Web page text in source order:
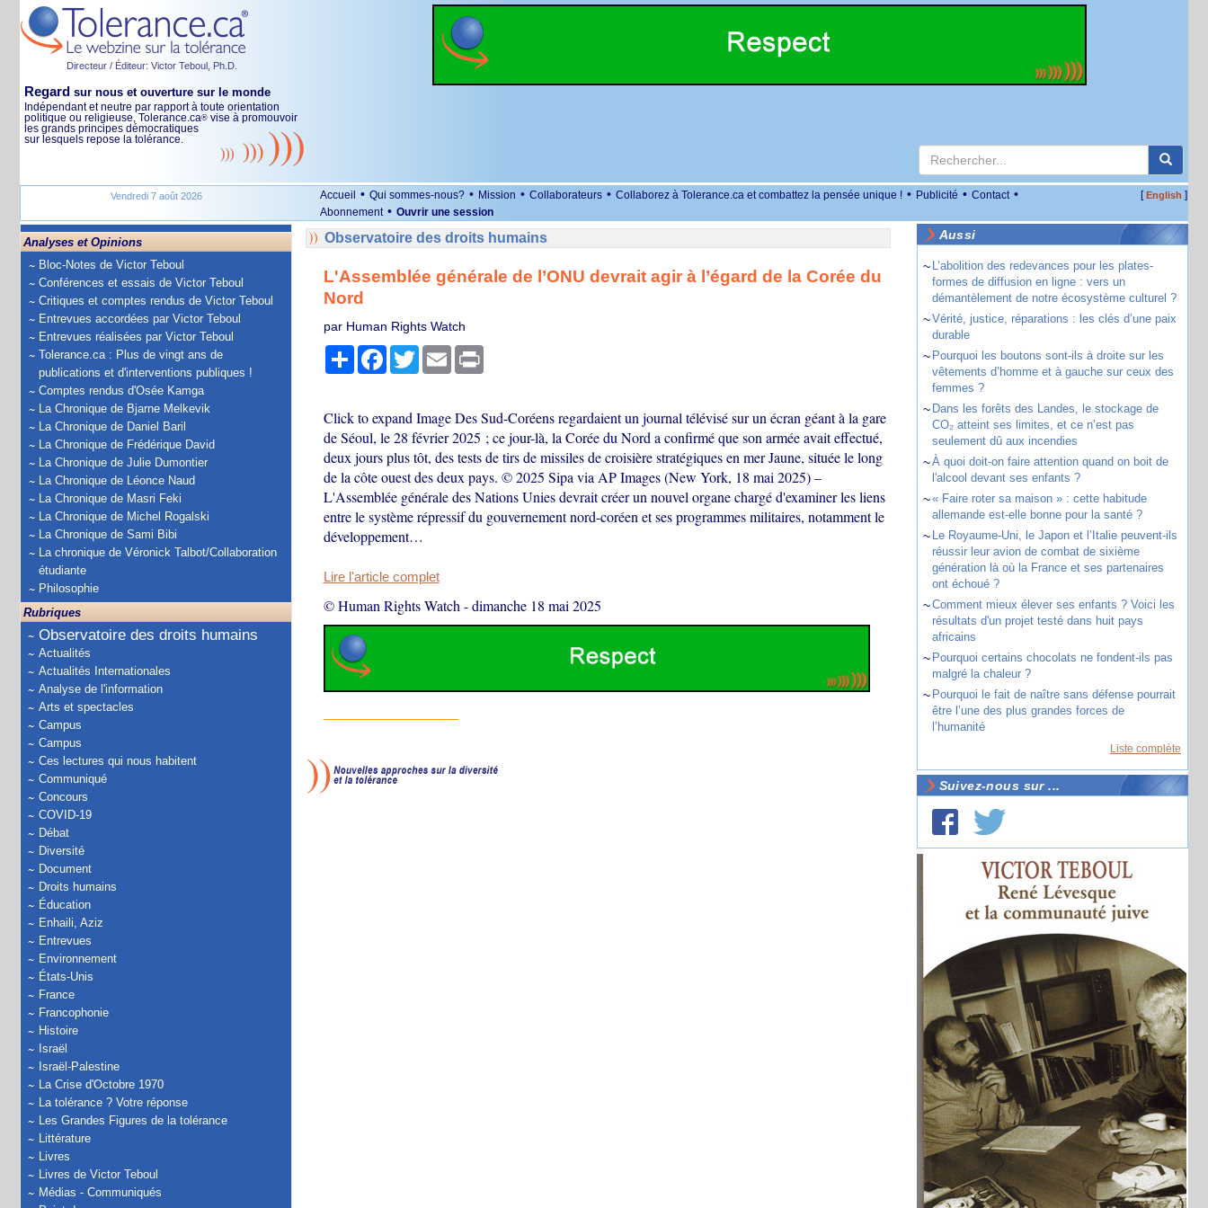
Directeur / Éditeur: Victor Teboul, Ph.D.
Regard sur nous et ouverture sur le monde
Indépendant et neutre par rapport à toute orientation
politique ou religieuse, Tolerance.ca® vise à promouvoir
les grands principes démocratiques
sur lesquels repose la tolérance.
Vendredi 7 août 2026 Accueil • Qui sommes-nous? • Mission • Collaborateurs • Collaborez à Tolerance.ca et combattez la pensée unique ! • Publicité • Contact •
Abonnement • Ouvrir une session
[English ]
Analyses et Opinions
Bloc-Notes de Victor Teboul
Conférences et essais de Victor Teboul
Critiques et comptes rendus de Victor Teboul
Entrevues accordées par Victor Teboul
Entrevues réalisées par Victor Teboul
Tolerance.ca : Plus de vingt ans de
publications et d'interventions publiques !
Comptes rendus d'Osée Kamga
La Chronique de Bjarne Melkevik
La Chronique de Daniel Baril
La Chronique de Frédérique David
La Chronique de Julie Dumontier
La Chronique de Léonce Naud
La Chronique de Masri Feki
La Chronique de Michel Rogalski
La Chronique de Sami Bibi
La chronique de Véronick Talbot/Collaboration
étudiante
Philosophie
Rubriques
Observatoire des droits humains
Actualités
Actualités Internationales
Analyse de l'information
Arts et spectacles
Campus
Campus
Ces lectures qui nous habitent
Communiqué
Concours
COVID-19
Débat
Diversité
Document
Droits humains
Éducation
Enhaili, Aziz
Entrevues
Environnement
États-Unis
France
Francophonie
Histoire
Israël
Israël-Palestine
La Crise d'Octobre 1970
La tolérance ? Votre réponse
Les Grandes Figures de la tolérance
Littérature
Livres
Livres de Victor Teboul
Médias - Communiqués
Observatoire des droits humains
L'Assemblée générale de l’ONU devrait agir à l’égard de la Corée du
Nord
par Human Rights Watch
PartagerFacebook
TwitterEmail Print
Click to expand Image Des Sud-Coréens regardaient un journal télévisé sur un écran géant à la gare
de Séoul, le 28 février 2025 ; ce jour-là, la Corée du Nord a confirmé que son armée avait effectué,
deux jours plus tôt, des tests de tirs de missiles de croisière stratégiques en mer Jaune, située le long
de la côte ouest des deux pays. © 2025 Sipa via AP Images (New York, 18 mai 2025) –
L'Assemblée générale des Nations Unies devrait créer un nouvel organe chargé d'examiner les liens
entre le système répressif du gouvernement nord-coréen et ses programmes militaires, notamment le
développement…
Lire l'article complet
© Human Rights Watch -dimanche 18 mai 2025
Aussi
~ L’abolition des redevances pour les plates-
formes de diffusion en ligne : vers un
démantèlement de notre écosystème culturel ?
~Vérité, justice, réparations : les clés d’une paix
durable
~ Pourquoi les boutons sont-ils à droite sur les
vêtements d’homme et à gauche sur ceux des
femmes ?
~ Dans les forêts des Landes, le stockage de
CO₂ atteint ses limites, et ce n’est pas
seulement dû aux incendies
~À quoi doit-on faire attention quand on boit de
l'alcool devant ses enfants ?
~« Faire roter sa maison » : cette habitude
allemande est-elle bonne pour la santé ?
~ Le Royaume-Uni, le Japon et l’Italie peuvent-ils
réussir leur avion de combat de sixième
génération là où la France et ses partenaires
ont échoué ?
~Comment mieux élever ses enfants ? Voici les
résultats d'un projet testé dans huit pays
africains
~ Pourquoi certains chocolats ne fondent-ils pas
malgré la chaleur ?
~ Pourquoi le fait de naître sans défense pourrait
être l’une des plus grandes forces de
l’humanité
Liste complète
Suivez-nous sur ...